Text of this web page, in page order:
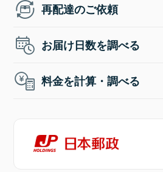
再配達のご依頼
お届け日数を調べる
料金を計算・調べる